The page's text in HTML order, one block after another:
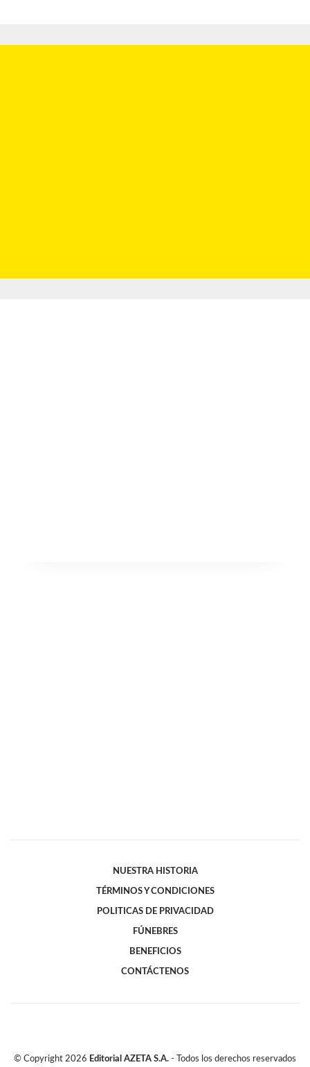
NUESTRA HISTORIA
TÉRMINOS Y CONDICIONES
POLITICAS DE PRIVACIDAD
FÚNEBRES
BENEFICIOS
CONTÁCTENOS
© Copyright 2026 Editorial AZETA S.A. - Todos los derechos reservados